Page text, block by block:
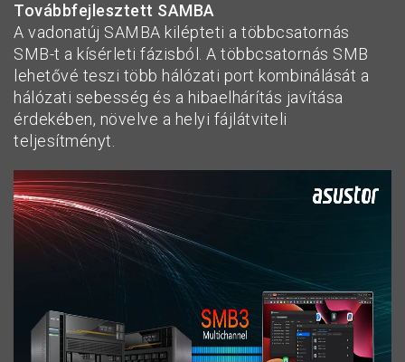
Továbbfejlesztett SAMBA
A vadonatúj SAMBA kilépteti a többcsatornás
SMB-t a kísérleti fázisból. A többcsatornás SMB
lehetővé teszi több hálózati port kombinálását a
hálózati sebesség és a hibaelhárítás javítása
érdekében, növelve a helyi fájlátviteli
teljesítményt.